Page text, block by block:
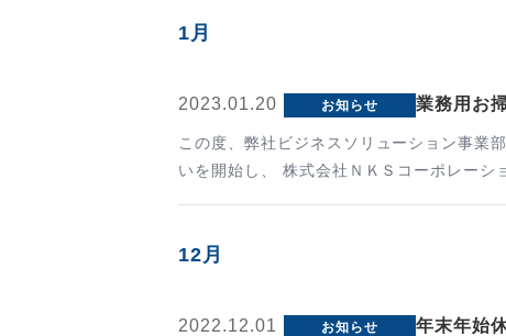
1月
2023.01.20 お知らせ 業務用お
この度、弊社ビジネスソリューション事業
いを開始し、 株式会社ＮＫＳコーポレー
12月
2022.12.01 お知らせ 年末年始